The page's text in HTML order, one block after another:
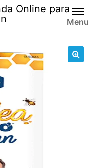
Online para
Menu